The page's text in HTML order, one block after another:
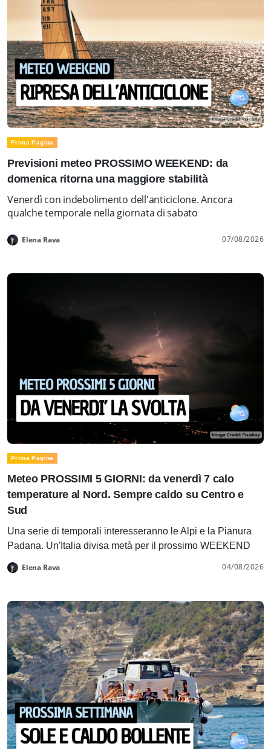
Prima Pagina
Previsioni meteo PROSSIMO WEEKEND: da
domenica ritorna una maggiore stabilità
Venerdì con indebolimento dell'anticiclone. Ancora
qualche temporale nella giornata di sabato
Elena Rava 07/08/2026
Prima Pagina
Meteo PROSSIMI 5 GIORNI: da venerdì 7 calo
temperature al Nord. Sempre caldo su Centro e
Sud
Una serie di temporali interesseranno le Alpi e la Pianura
Padana. Un'Italia divisa metà per il prossimo WEEKEND
Elena Rava 04/08/2026